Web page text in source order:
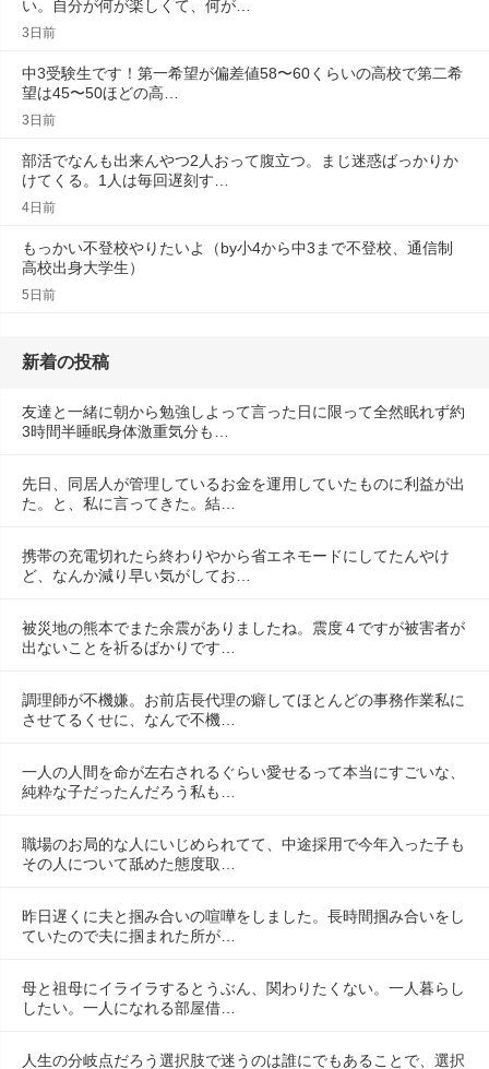
い。自分が何が楽しくて、何が…
3日前
中3受験生です！第一希望が偏差値58〜60くらいの高校で第二希
望は45〜50ほどの高…
3日前
部活でなんも出来んやつ2人おって腹立つ。まじ迷惑ばっかりか
けてくる。1人は毎回遅刻す…
4日前
もっかい不登校やりたいよ（by小4から中3まで不登校、通信制
高校出身大学生）
5日前
新着の投稿
友達と一緒に朝から勉強しよって言った日に限って全然眠れず約
3時間半睡眠身体激重気分も…
先日、同居人が管理しているお金を運用していたものに利益が出
た。と、私に言ってきた。結…
携帯の充電切れたら終わりやから省エネモードにしてたんやけ
ど、なんか減り早い気がしてお…
被災地の熊本でまた余震がありましたね。震度４ですが被害者が
出ないことを祈るばかりです…
調理師が不機嫌。お前店長代理の癖してほとんどの事務作業私に
させてるくせに、なんで不機…
一人の人間を命が左右されるぐらい愛せるって本当にすごいな、
純粋な子だったんだろう私も…
職場のお局的な人にいじめられてて、中途採用で今年入った子も
その人について舐めた態度取…
昨日遅くに夫と掴み合いの喧嘩をしました。長時間掴み合いをし
ていたので夫に掴まれた所が…
母と祖母にイライラするとうぶん、関わりたくない。一人暮らし
したい。一人になれる部屋借…
人生の分岐点だろう選択肢で迷うのは誰にでもあることで、選択